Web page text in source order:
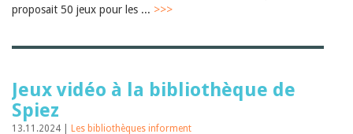
proposait 50 jeux pour les ... >>>
Jeux vidéo à la bibliothèque de
Spiez
13.11.2024 | Les bibliothèques informent